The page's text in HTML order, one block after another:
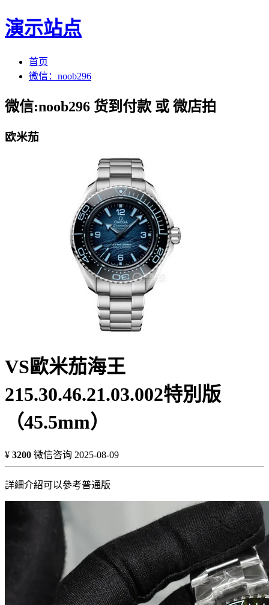
演示站点
首页
微信：noob296
微信:noob296 货到付款 或 微店拍
欧米茄
VS歐米茄海王
215.30.46.21.03.002特別版
（45.5mm）
¥ 3200 微信咨询 2025-08-09
詳細介紹可以參考普通版